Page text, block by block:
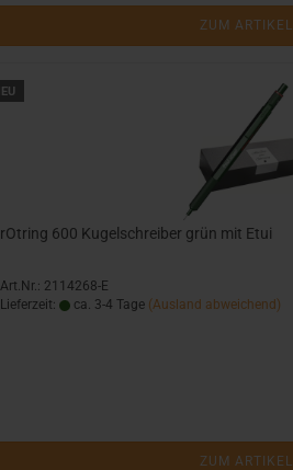
ZUM ARTIKEL
rOtring 600 Kugelschreiber grün mit Etui
Art.Nr.: 2114268-E
Lieferzeit:
ca. 3-4 Tage (Ausland abweichend)
ZUM ARTIKEL